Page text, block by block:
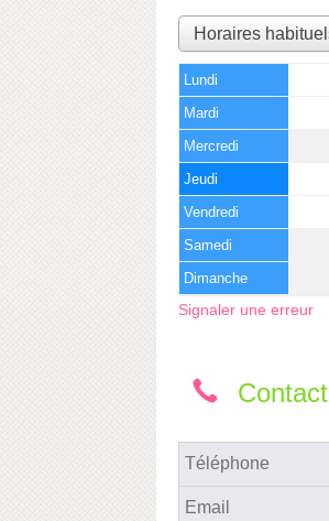
Lundi
Mardi
Mercredi
Jeudi
Vendredi
Samedi
Dimanche
Signaler une erreur
Contact
Téléphone
Email